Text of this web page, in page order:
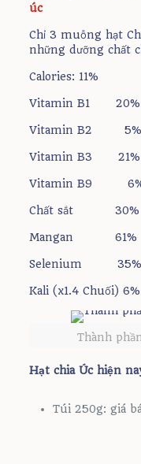
úc
Chỉ 3 muỗng hạt
những dưỡng chất
Calories: 11%
Vitamin B1
Vitamin B2
Vitamin B3
Vitamin B9
Chất sắt
Mangan
Selenium
Kali (x1.4
Thành
Hạt chia Úc hiện
Túi 250g: giá